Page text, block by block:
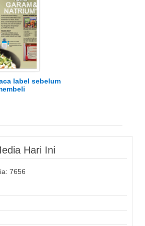
label sebelum
Hari Ini
7656